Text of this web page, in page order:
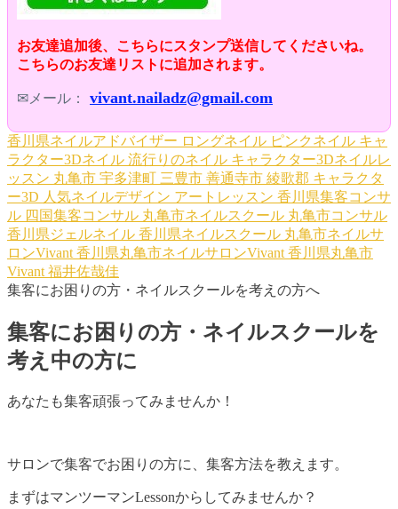
お友達追加後、こちらにスタンプ送信してくださいね。
こちらのお友達リストに追加されます。
✉メール： vivant.nailadz@gmail.com
香川県ネイルアドバイザー ロングネイル ピンクネイル キャ
ラクター3Dネイル 流行りのネイル キャラクター3Dネイルレ
ッスン 丸亀市 宇多津町 三豊市 善通寺市 綾歌郡 キャラクタ
ー3D 人気ネイルデザイン アートレッスン 香川県集客コンサ
ル 四国集客コンサル 丸亀市ネイルスクール 丸亀市コンサル
香川県ジェルネイル 香川県ネイルスクール 丸亀市ネイルサ
ロンVivant 香川県丸亀市ネイルサロンVivant 香川県丸亀市
Vivant 福井佐哉佳
集客にお困りの方・ネイルスクールを考えの方へ
集客にお困りの方・ネイルスクールを
考え中の方に
あなたも集客頑張ってみませんか！
サロンで集客でお困りの方に、集客方法を教えます。
まずはマンツーマンLessonからしてみませんか？